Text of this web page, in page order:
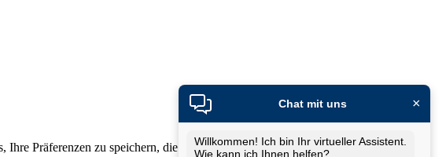
Präferenzen zu speichern, die Leistung unserer Website zu verbessern und Ihnen
Chat mit uns ×
Willkommen! Ich bin Ihr virtueller Assistent.
Wie kann ich Ihnen helfen?